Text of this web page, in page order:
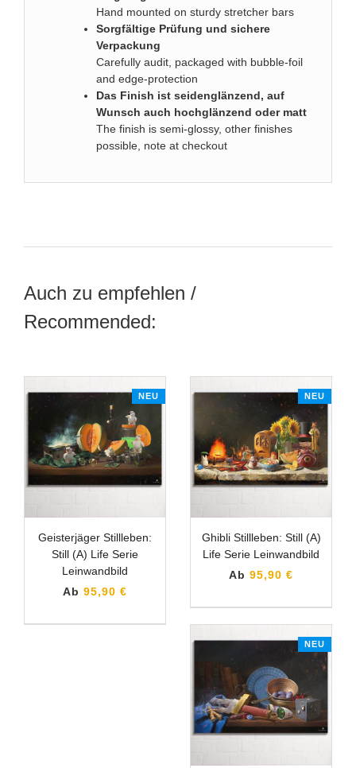
Hand mounted on sturdy stretcher bars
Sorgfältige Prüfung und sichere
Verpackung
Carefully audit, packaged with bubble-foil
and edge-protection
Das Finish ist seidenglänzend, auf
Wunsch auch hochglänzend oder matt
The finish is semi-glossy, other finishes
possible, note at checkout
Auch zu empfehlen /
Recommended:
NEU
Geisterjäger Stillleben:
Still (A) Life Serie
Leinwandbild
Ab 95,90 €
NEU
Ghibli Stillleben: Still (A)
Life Serie Leinwandbild
Ab 95,90 €
NEU